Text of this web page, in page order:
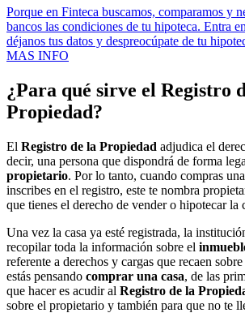
Porque en Finteca buscamos, comparamos y
bancos las condiciones de tu hipoteca. Entra
déjanos tus datos y despreocúpate de tu
MAS INFO
¿Para qué sirve el Registro
Propiedad?
El Registro de la Propiedad adjudica el
decir, una persona que dispondrá de forma
propietario. Por lo tanto, cuando compras
inscribes en el registro, este te nombra
que tienes el derecho de vender o hipotecar la
Una vez la casa ya esté registrada, la
recopilar toda la información sobre el
referente a derechos y cargas que recaen
estás pensando comprar una casa, de las
que hacer es acudir al Registro de la
sobre el propietario y también para que no te